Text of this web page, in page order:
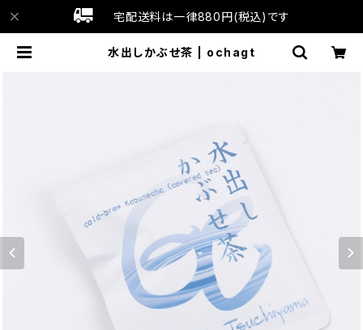
宅配送料は一律880円(税込)です
水出しかぶせ茶 | ochagt